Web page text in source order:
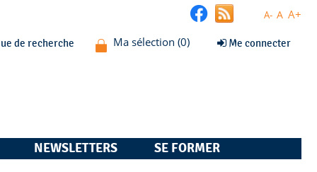
A- A A+
de recherche Me connecter
NEWSLETTERS SE FORMER